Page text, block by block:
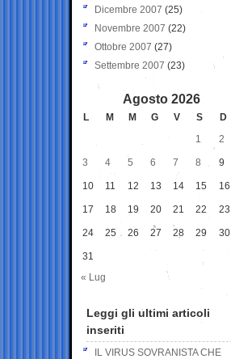
Dicembre 2007 (25)
Novembre 2007 (22)
Ottobre 2007 (27)
Settembre 2007 (23)
Agosto 2026
L M M G V S
D
1
2
3 4 5 6 7 8 9
10 11 12 13 14 15 16
17 18 19 20 21 22 23
24 25 26 27 28 29 30
31
« Lug
Leggi gli ultimi articoli
inseriti
IL VIRUS SOVRANISTA CHE